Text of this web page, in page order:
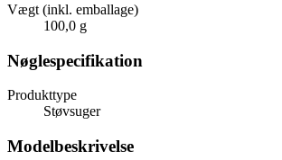
Vægt (inkl. emballage)
100,0 g
Nøglespecifikation
Produkttype
Støvsuger
Modelbeskrivelse